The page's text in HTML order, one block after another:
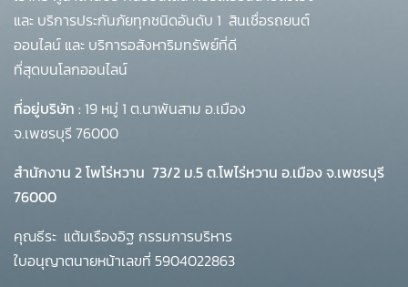
และ บริการประกันภัยทุกชนิดอันดับ 1 สินเชื่อรถยนต์
ออนไลน์ และ บริการอสังหาริมทรัพย์ที่ดี
ที่สุดบนโลกออนไลน์
ที่อยู่บริษัท : 19 หมู่ 1 ต.นาพันสาม อ.เมือง
จ.เพชรบุรี 76000
สำนักงาน 2 โพโร่หวาน 73/2 ม.5 ต.โพไร่หวาน อ.เมือง จ.เพชรบุรี
76000
คุณธีระ แต้มเรืองอิฐ กรรมการบริหาร
ใบอนุญาตนายหน้าเลขที่ 5904022863